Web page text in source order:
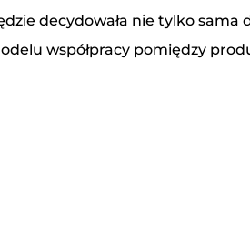
decydowała nie tylko sama
współpracy pomiędzy